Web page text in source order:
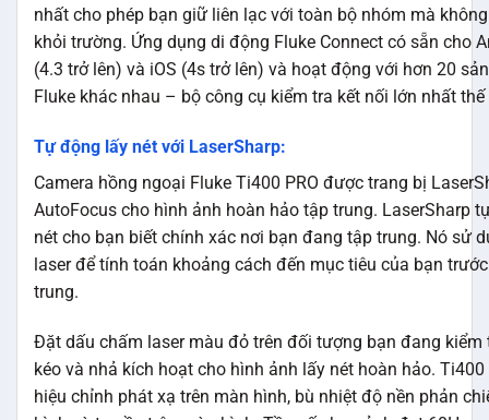
nhất cho phép bạn giữ liên lạc với toàn bộ nhóm mà
khỏi trường. Ứng dụng di động Fluke Connect có sẵn cho
(4.3 trở lên) và iOS (4s trở lên) và hoạt động với hơn 20
Fluke khác nhau – bộ công cụ kiểm tra kết nối lớn nhất
Tự động lấy nét với LaserSharp:
Camera hồng ngoại Fluke Ti400 PRO được trang bị
AutoFocus cho hình ảnh hoàn hảo tập trung. LaserSharp
nét cho bạn biết chính xác nơi bạn đang tập trung. Nó sử
laser để tính toán khoảng cách đến mục tiêu của bạn
trung.
Đặt dấu chấm laser màu đỏ trên đối tượng bạn đang kiểm
kéo và nhả kích hoạt cho hình ảnh lấy nét hoàn hảo. Ti400
hiệu chỉnh phát xạ trên màn hình, bù nhiệt độ nền phản